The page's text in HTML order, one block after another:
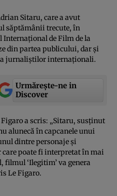
Sitaru, care a avut
săptămânii trecute, în
Internaţional de Film de la
din partea publicului, dar şi
jurnaliştilor internaţionali.
Urmărește-ne in
Discover
a scris: „Sitaru, susţinut
alunecă în capcanele unui
dintre personaje şi
poate fi interpretat în mai
filmul ‘Ilegitim’ va genera
Le Figaro.